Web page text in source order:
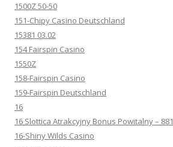
1500Z 50-50
151-Chipy Casino Deutschland
15381 03.02
154 Fairspin Casino
1550Z
158-Fairspin Casino
159-Fairspin Deutschland
16
16 Slottica Atrakcyjny Bonus Powitalny – 881
16-Shiny Wilds Casino